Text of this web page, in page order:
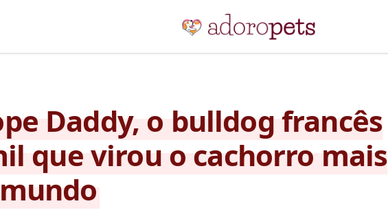
Daddy, o bulldog francês
que virou o cachorro mais